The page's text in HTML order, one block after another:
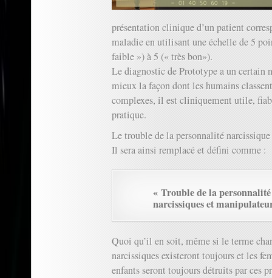
présentation clinique d’un patient
maladie en utilisant une échelle de 5
faible ») à 5 (« très bon»).
Le diagnostic de Prototype a un certain
mieux la façon dont les humains
complexes, il est cliniquement utile,
pratique.
Le trouble de la personnalité
Il sera ainsi remplacé et défini comme :
« Trouble de la personnalité
narcissiques et
Quoi qu’il en soit, même si le terme
narcissiques existeront toujours et les
enfants seront toujours détruits par ces